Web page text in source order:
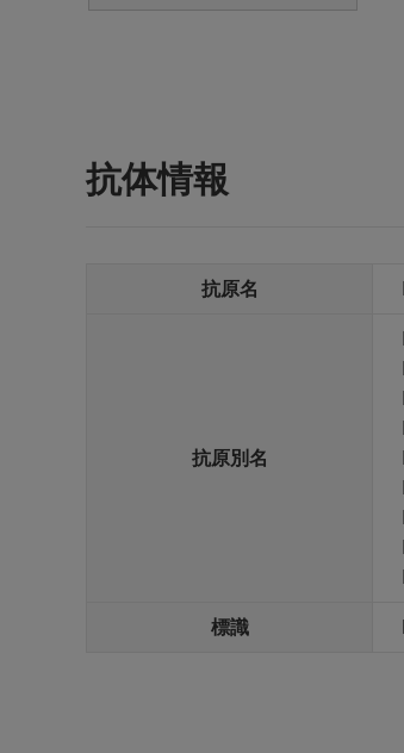
抗体情報
抗原名
抗原別名
標識